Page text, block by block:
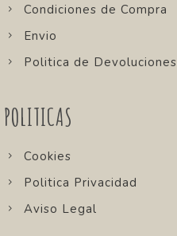
Condiciones de Compra
Envio
Politica de Devoluciones
POLITICAS
Cookies
Politica Privacidad
Aviso Legal